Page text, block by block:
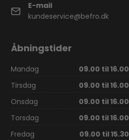
E-mail
kundeservice@befro.dk
Åbningstider
Mandag
09.00 til 16.00
Tirsdag
09.00 til 16.00
Onsdag
09.00 til 16.00
Torsdag
09.00 til 16.00
Fredag
09.00 til 15.30